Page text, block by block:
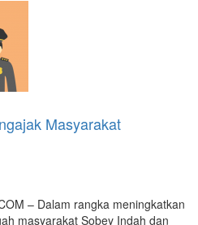
Masyarakat
– Dalam rangka meningkatkan
masyarakat Sobey Indah dan